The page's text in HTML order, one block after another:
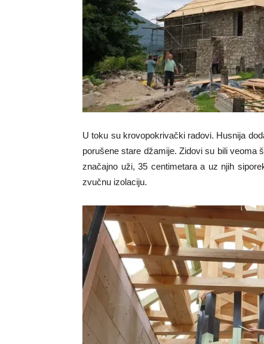
U toku su krovopokrivački radovi. Husnija
porušene stare džamije. Zidovi su bili veoma
značajno uži, 35 centimetara a uz njih
zvučnu izolaciju.